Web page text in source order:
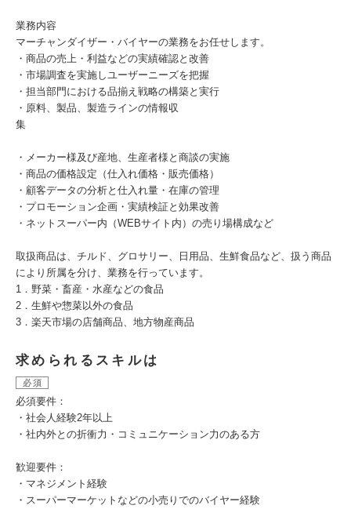
業務内容
マーチャンダイザー・バイヤーの業務をお任せします。
・商品の売上・利益などの実績確認と改善
・市場調査を実施しユーザーニーズを把握
・担当部門における品揃え戦略の構築と実行
・原料、製品、製造ラインの情報収
集
・メーカー様及び産地、生産者様と商談の実施
・商品の価格設定（仕入れ価格・販売価格）
・顧客データの分析と仕入れ量・在庫の管理
・プロモーション企画・実績検証と効果改善
・ネットスーパー内（WEBサイト内）の売り場構成など
取扱商品は、チルド、グロサリー、日用品、生鮮食品など、扱う商品
により所属を分け、業務を行っています。
1．野菜・畜産・水産などの食品
2．生鮮や惣菜以外の食品
3．楽天市場の店舗商品、地方物産商品
求められるスキルは
必須
必須要件：
・社会人経験2年以上
・社内外との折衝力・コミュニケーション力のある方
歓迎要件：
・マネジメント経験
・スーパーマーケットなどの小売りでのバイヤー経験